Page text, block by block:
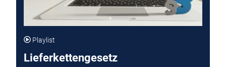
Playlist
Lieferkettengesetz